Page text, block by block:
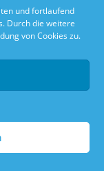
und fortlaufend
Durch die weitere
von Cookies zu.
Experten warnen